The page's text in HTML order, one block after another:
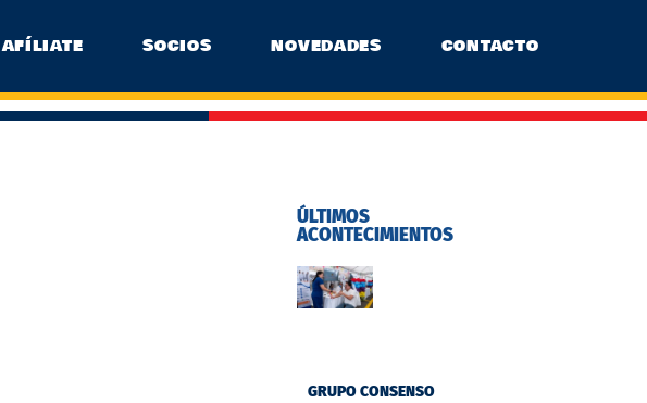
AFÍLIATE SOCIOS NOVEDADES CONTACTO
ÚLTIMOS
ACONTECIMIENTOS
GRUPO CONSENSO